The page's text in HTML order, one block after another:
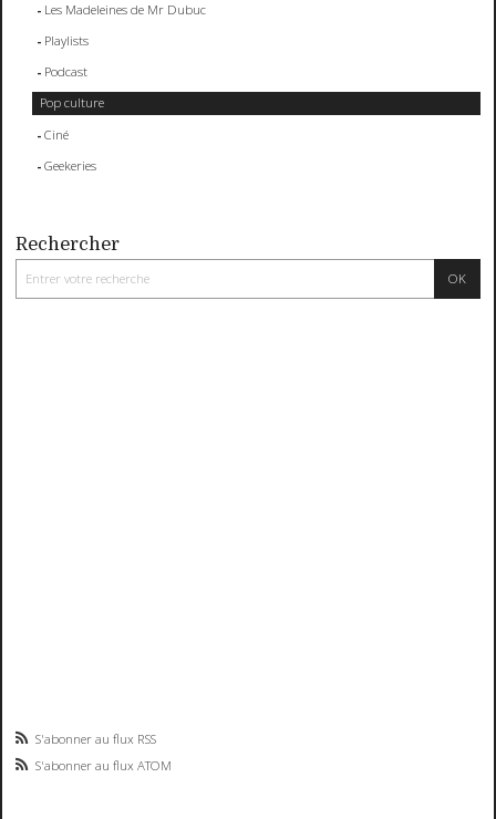
Les Madeleines de Mr Dubuc
Playlists
Podcast
Pop culture
Ciné
Geekeries
Rechercher
S'abonner au flux RSS
S'abonner au flux ATOM